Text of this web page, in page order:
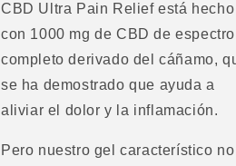
CBD Ultra Pain Relief está hecho
con 1000 mg de CBD de espectro
completo derivado del cáñamo,
se ha demostrado que ayuda a
aliviar el dolor y la inflamación.
Pero nuestro gel característico no